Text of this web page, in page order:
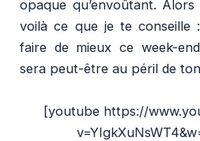
opaque qu’envoûtant.
voilà ce que je te conseille
faire de mieux ce week-
sera peut-être au péril de
[youtube https://